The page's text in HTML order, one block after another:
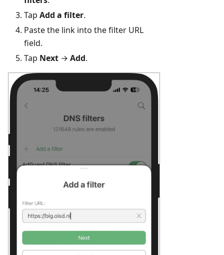
Tap Add a filter.
Paste the link into the filter URL
field.
Tap Next → Add.